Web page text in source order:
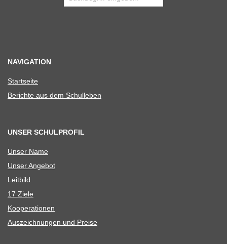
NAVIGATION
Start­seite
Berichte aus dem Schulleben
UNSER SCHULPROFIL
Unser Name
Unser Ange­bot
Leit­bild
17 Ziele
Koope­ra­tio­nen
Aus­zeich­nun­gen und Preise